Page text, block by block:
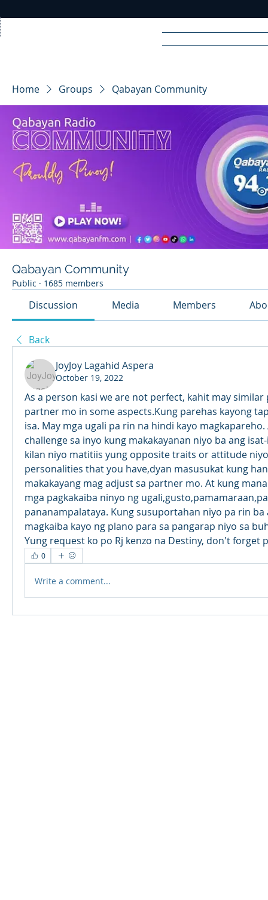
RA DIO
Home Groups Qabayan Community
Qabayan Community
Public · 1685 members
Discussion Media Members
Back
JoyJoy Lagahid Aspera
October 19, 2022
As a person kasi we are not perfect, kahit may
partner mo in some aspects.Kung parehas kayong
isa. May mga ugali pa rin na hindi kayo
challenge sa inyo kung makakayanan niyo ba ang
kilan niyo matitiis yung opposite traits or attitude
personalities that you have,dyan masusukat kung
makakayang mag adjust sa partner mo. At kung
mga pagkakaiba ninyo ng
pananampalataya. Kung susuportahan niyo pa rin ba
magkaiba kayo ng plano para sa pangarap niyo sa
Yung request ko po Rj kenzo na Destiny, don't forget
0
Write a comment...